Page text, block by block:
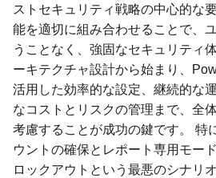
ストセキュリティ戦略の中心的な
能を適切に組み合わせることで、
うことなく、強固なセキュリティ
ーキテクチャ設計から始まり、
活用した効率的な設定、継続的な
なコストとリスクの管理まで、全
考慮することが成功の鍵です。 特
ウントの確保とレポート専用モー
ロックアウトという最悪のシナリ